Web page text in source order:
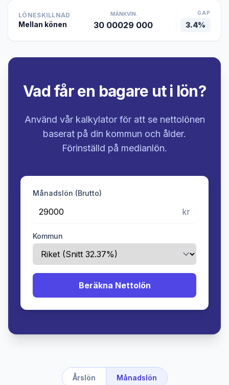
LÖNESKILLNAD
Mellan könen
MÄN
30 000
KVIN.
29 000
GAP
3.4%
Vad får en bagare ut i lön?
Använd vår kalkylator för att se nettolönen
baserat på din kommun och ålder.
Förinställd på medianlön.
Månadslön (Brutto)
kr
Kommun
Beräkna Nettolön
Årslön Månadslön